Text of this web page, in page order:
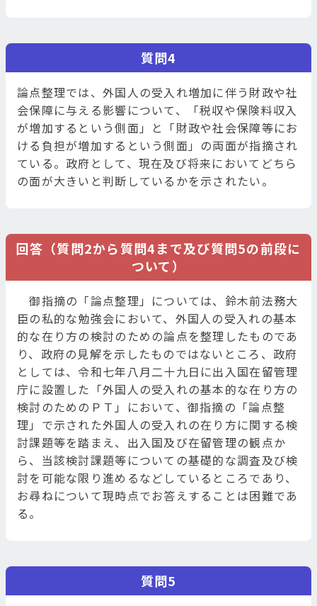
質問4
論点整理では、外国人の受入れ増加に伴う財政や社
会保障に与える影響について、「税収や保険料収入
が増加するという側面」と「財政や社会保障等にお
ける負担が増加するという側面」の両面が指摘され
ている。政府として、現在及び将来においてどちら
の面が大きいと判断しているかを示されたい。
回答（質問2から質問4まで及び質問5の前段に
ついて）
御指摘の「論点整理」については、鈴木前法務大
臣の私的な勉強会において、外国人の受入れの基本
的な在り方の検討のための論点を整理したものであ
り、政府の見解を示したものではないところ、政府
としては、令和七年八月二十九日に出入国在留管理
庁に設置した「外国人の受入れの基本的な在り方の
検討のためのＰＴ」において、御指摘の「論点整
理」で示された外国人の受入れの在り方に関する検
討課題等を踏まえ、出入国及び在留管理の観点か
ら、当該検討課題等についての基礎的な調査及び検
討を可能な限り進めるなどしているところであり、
お尋ねについて現時点でお答えすることは困難であ
る。
質問5